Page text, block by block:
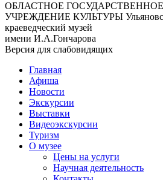
ОБЛАСТНОЕ
УЧРЕЖДЕНИЕ КУЛЬТУРЫ
краеведческий музей
имени И.А.Гончарова
Версия для слабовидящих
Главная
Афиша
Новости
Экскурсии
Выставки
Видеоэкскурсии
Туризм
О музее
Цены на услуги
Научная деятельность